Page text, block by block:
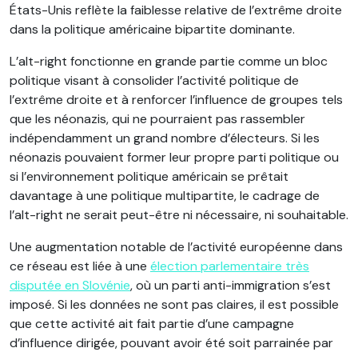
États-Unis reflète la faiblesse relative de l’extrême droite
dans la politique américaine bipartite dominante.
L’alt-right fonctionne en grande partie comme un bloc
politique visant à consolider l’activité politique de
l’extrême droite et à renforcer l’influence de groupes tels
que les néonazis, qui ne pourraient pas rassembler
indépendamment un grand nombre d’électeurs. Si les
néonazis pouvaient former leur propre parti politique ou
si l’environnement politique américain se prêtait
davantage à une politique multipartite, le cadrage de
l’alt-right ne serait peut-être ni nécessaire, ni souhaitable.
Une augmentation notable de l’activité européenne dans
ce réseau est liée à une élection parlementaire très
disputée en Slovénie, où un parti anti-immigration s’est
imposé. Si les données ne sont pas claires, il est possible
que cette activité ait fait partie d’une campagne
d’influence dirigée, pouvant avoir été soit parrainée par